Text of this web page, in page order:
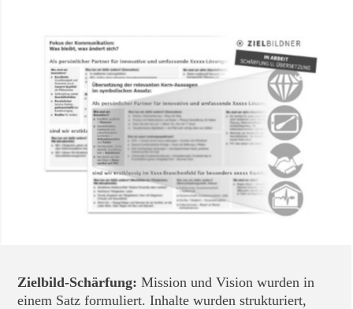
Zielbild-Schärfung:Mission und Vision wurden in
einem Satz formuliert. Inhalte wurden strukturiert,